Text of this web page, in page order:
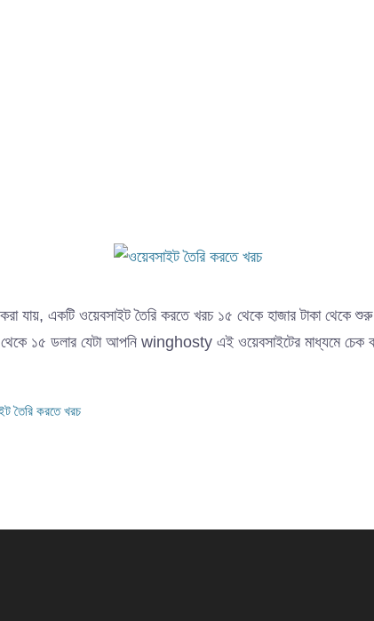
যায়, একটি ওয়েবসাইট তৈরি করতে খরচ ১৫ থেকে হাজার টাকা থেকে
১৫ ডলার যেটা আপনি winghosty এই ওয়েবসাইটের মাধ্যমে
তৈরি করতে খরচ